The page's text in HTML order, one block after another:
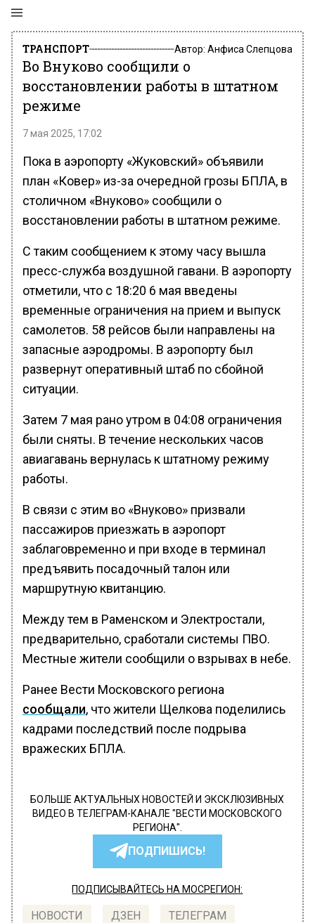
ТРАНСПОРТ Автор: Анфиса Слепцова
Во Внуково сообщили о
восстановлении работы в штатном
режиме
7 мая 2025, 17:02
Пока в аэропорту «Жуковский» объявили
план «Ковер» из-за очередной грозы БПЛА, в
столичном «Внуково» сообщили о
восстановлении работы в штатном режиме.
С таким сообщением к этому часу вышла
пресс-служба воздушной гавани. В аэропорту
отметили, что с 18:20 6 мая введены
временные ограничения на прием и выпуск
самолетов. 58 рейсов были направлены на
запасные аэродромы. В аэропорту был
развернут оперативный штаб по сбойной
ситуации.
Затем 7 мая рано утром в 04:08 ограничения
были сняты. В течение нескольких часов
авиагавань вернулась к штатному режиму
работы.
В связи с этим во «Внуково» призвали
пассажиров приезжать в аэропорт
заблаговременно и при входе в терминал
предъявить посадочный талон или
маршрутную квитанцию.
Между тем в Раменском и Электростали,
предварительно, сработали системы ПВО.
Местные жители сообщили о взрывах в небе.
Ранее Вести Московского региона
сообщали, что жители Щелкова поделились
кадрами последствий после подрыва
вражеских БПЛА.
БОЛЬШЕ АКТУАЛЬНЫХ НОВОСТЕЙ И ЭКСКЛЮЗИВНЫХ
ВИДЕО В ТЕЛЕГРАМ-КАНАЛЕ "ВЕСТИ МОСКОВСКОГО
РЕГИОНА".
ПОДПИШИСЬ!
ПОДПИСЫВАЙТЕСЬ НА МОСРЕГИОН:
НОВОСТИ ДЗЕН ТЕЛЕГРАМ